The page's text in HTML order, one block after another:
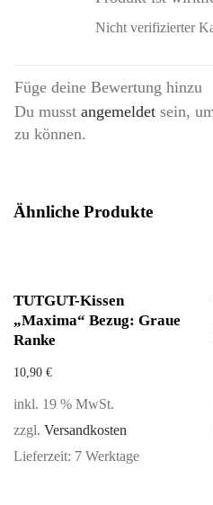
Nicht verifizierter
Füge deine Bewertung hinzu
Du musst angemeldet sein,
zu können.
Ähnliche Produkte
TUTGUT-Kissen
„Maxima“ Bezug: Graue
Ranke
10,90 €
inkl. 19 % MwSt.
zzgl. Versandkosten
Lieferzeit: 7 Werktage